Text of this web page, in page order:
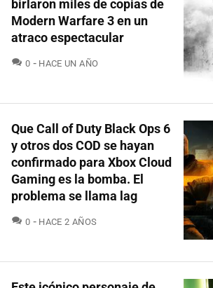
birlaron miles de copias de
Modern Warfare 3 en un
atraco espectacular
0 COMENTARIOS
HACE UN AÑO
Que Call of Duty Black Ops 6
y otros dos COD se hayan
confirmado para Xbox Cloud
Gaming es la bomba. El
problema se llama lag
0 COMENTARIOS
HACE 2 AÑOS